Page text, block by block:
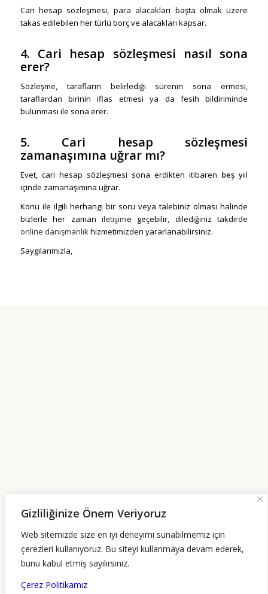
Gizliliğinize Önem Veriyoruz
Web sitemizde size en iyi deneyimi sunabilmemiz için
çerezleri kullanıyoruz. Bu siteyi kullanmaya devam ederek,
bunu kabul etmiş sayılırsınız.
Çerez Politikamız
Cari hesap sözleşmesi, para alacakları başta olmak üzere
takas edilebilen her türlü borç ve alacakları kapsar.
4. Cari hesap sözleşmesi nasıl sona
erer?
Sözleşme, tarafların belirlediği sürenin sona ermesi,
taraflardan birinin iflas etmesi ya da fesih bildiriminde
bulunması ile sona erer.
5. Cari hesap sözleşmesi
zamanaşımına uğrar mı?
Evet, cari hesap sözleşmesi sona erdikten itibaren beş yıl
içinde zamanaşımına uğrar.
Konu ile ilgili herhangi bir soru veya talebiniz olması halinde
bizlerle her zaman iletişime geçebilir, dilediğiniz takdirde
online danışmanlıkhizmetimizden yararlanabilirsiniz.
Saygılarımızla,
0 232 700 21 79
İzmir